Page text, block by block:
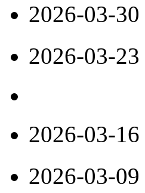
2026-03-30
2026-03-23
2026-03-16
2026-03-09